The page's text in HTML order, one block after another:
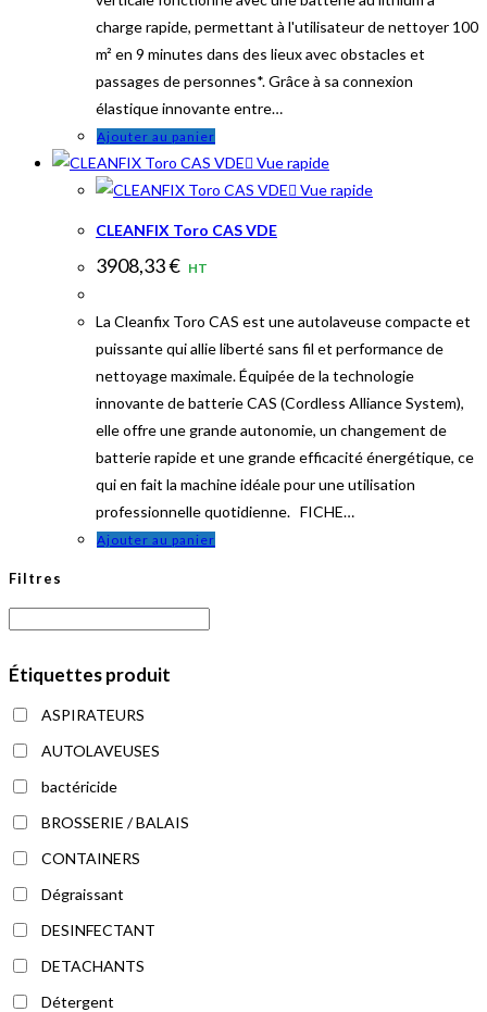
page
du
produit
charge rapide, permettant à l'utilisateur de nettoyer 100
m² en 9 minutes dans des lieux avec obstacles et
passages de personnes*. Grâce à sa connexion
élastique innovante entre…
Ajouter au panier
Vue rapide
Vue rapide
CLEANFIX Toro CAS VDE
3908,33€ HT
La Cleanfix Toro CAS est une autolaveuse compacte et
puissante qui allie liberté sans fil et performance de
nettoyage maximale. Équipée de la technologie
innovante de batterie CAS (Cordless Alliance System),
elle offre une grande autonomie, un changement de
batterie rapide et une grande efficacité énergétique, ce
qui en fait la machine idéale pour une utilisation
professionnelle quotidienne. FICHE…
Ajouter au panier
Filtres
Étiquettes produit
ASPIRATEURS
AUTOLAVEUSES
bactéricide
BROSSERIE / BALAIS
CONTAINERS
Dégraissant
DESINFECTANT
DETACHANTS
Détergent